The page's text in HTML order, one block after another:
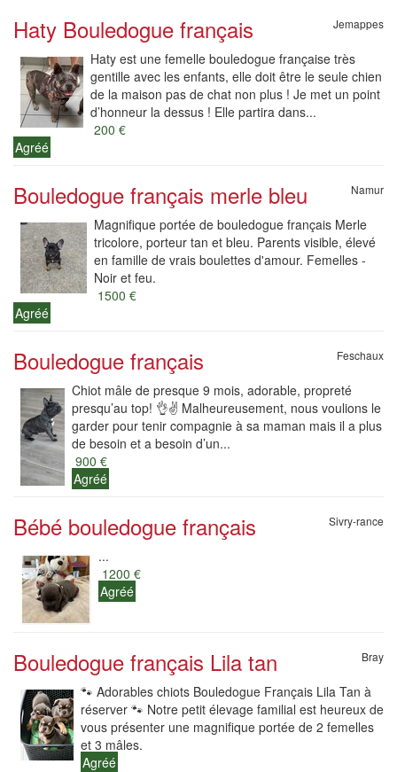
Haty Bouledogue français Jemappes
Haty est une femelle bouledogue française très
gentille avec les enfants, elle doit être le seule chien
de la maison pas de chat non plus ! Je met un point
d’honneur la dessus ! Elle partira dans...
200 €
Agréé
Bouledogue français merle bleu Namur
Magnifique portée de bouledogue français Merle
tricolore, porteur tan et bleu. Parents visible, élevé
en famille de vrais boulettes d'amour. Femelles -
Noir et feu.
1500 €
Agréé
Bouledogue français Feschaux
Chiot mâle de presque 9 mois, adorable, propreté
presqu’au top! 👌✌️ Malheureusement, nous voulions le
garder pour tenir compagnie à sa maman mais il a plus
de besoin et a besoin d’un...
900 €
Agréé
Bébé bouledogue français Sivry-rance
...
1200 €
Agréé
Bouledogue français Lila tan Bray
🐾 Adorables chiots Bouledogue Français Lila Tan à
réserver 🐾 Notre petit élevage familial est heureux de
vous présenter une magnifique portée de 2 femelles
et 3 mâles.
Agréé